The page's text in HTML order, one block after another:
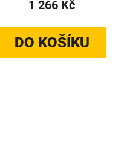
1 266 Kč
DO KOŠÍKU